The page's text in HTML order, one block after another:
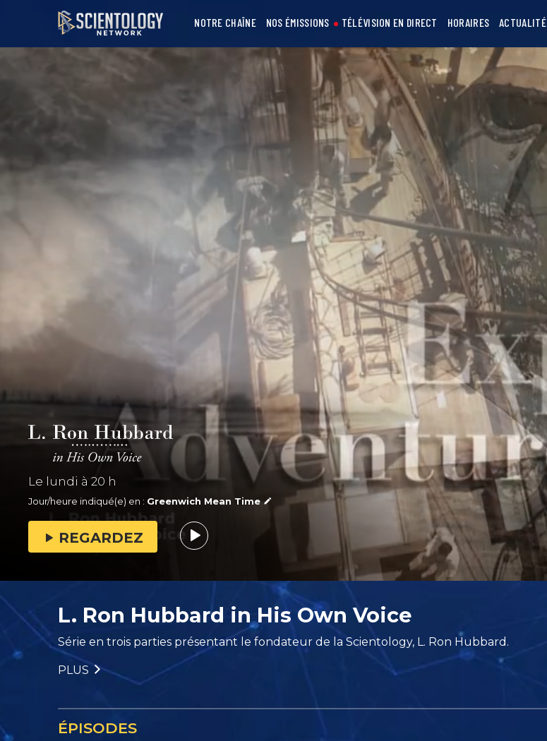
NOTRE CHAÎNE NOS ÉMISSIONS TÉLÉVISION EN DIRECT HORAIRES ACTUALITÉ
Le lundi à 20 h
Jour/heure indiqué(e) en : Greenwich Mean Time
REGARDEZ
L. Ron Hubbard in His Own Voice
Série en trois parties présentant le fondateur de la Scientology, L. Ron Hubbard.
PLUS
ÉPISODES